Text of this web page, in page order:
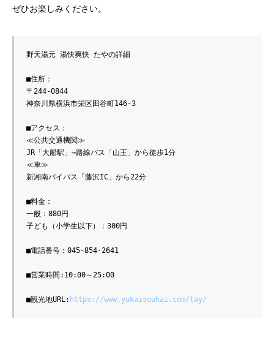
ぜひお楽しみください。
野天湯元 湯快爽快 たやの詳細
■住所：
〒244-0844
神奈川県横浜市栄区田谷町146-3
■アクセス：
≪公共交通機関≫
JR「大船駅」→路線バス「山王」から徒歩1分
≪車≫
新湘南バイパス「藤沢IC」から22分
■料金：
一般：880円
子ども（小学生以下）：300円
■電話番号：045-854-2641
■営業時間:10:00～25:00
■観光地URL: https://www.yukaisoukai.com/tay/